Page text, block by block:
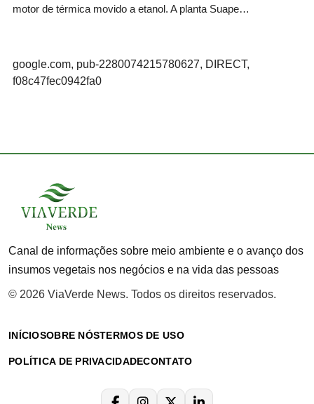
motor de térmica movido a etanol. A planta Suape…
google.com, pub-2280074215780627, DIRECT,
f08c47fec0942fa0
Canal de informações sobre meio ambiente e o avanço dos
insumos vegetais nos negócios e na vida das pessoas
© 2026 ViaVerde News. Todos os direitos reservados.
INÍCIOSOBRE NÓSTERMOS DE USO
POLÍTICA DE PRIVACIDADECONTATO